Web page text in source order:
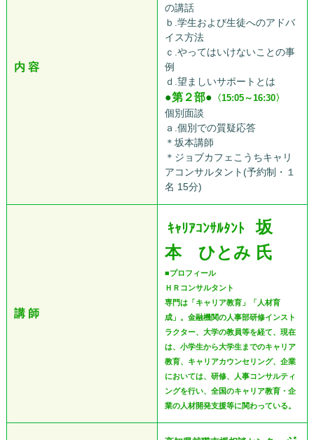
内 容
の講話
ｂ.学生および生徒へのアドバ
イス方法
ｃ.やってはいけないことの事
例
ｄ.望ましいサポートとは
●第２部● 〈15:05～16:30〉
個別面談
ａ.個別での質疑応答
＊坂本講師
＊ジョブカフェこうちキャリ
アコンサルタント(予約制・１
名 15分)
講 師
ｷｬﾘｱｺﾝｻﾙﾀﾝﾄ
坂
本 ひとみ 氏
■プロフィール
ＨＲコンサルタント
専門は「キャリア教育」「人材育
成」。金融機関の人事部研修インスト
ラクター、大学の教員等を経て、現在
は、小学生から大学生までのキャリア
教育、キャリアカウンセリング、企業
においては、研修、人事コンサルティ
ングを行い、全国のキャリア教育・企
業の人材開発支援等に関わっている。